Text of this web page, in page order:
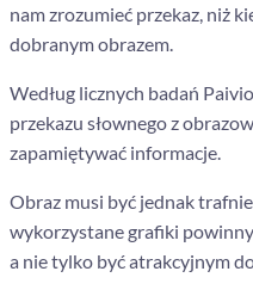
nam zrozumieć przekaz, niż
dobranym obrazem.
Według licznych badań
przekazu słownego z
zapamiętywać informacje.
Obraz musi być jednak
wykorzystane grafiki
a nie tylko być atrakcyjnym